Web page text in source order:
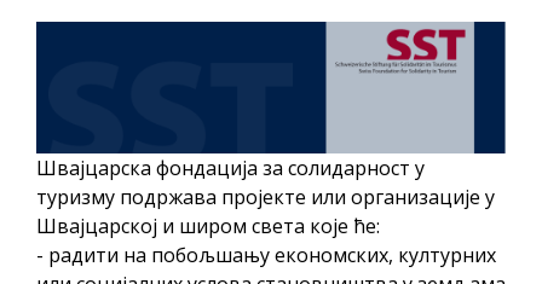
Швајцарска фондација за солидарност у
туризму подржава пројекте или организације у
Швајцарској и широм света које ће:
- радити на побољшању економских, културних